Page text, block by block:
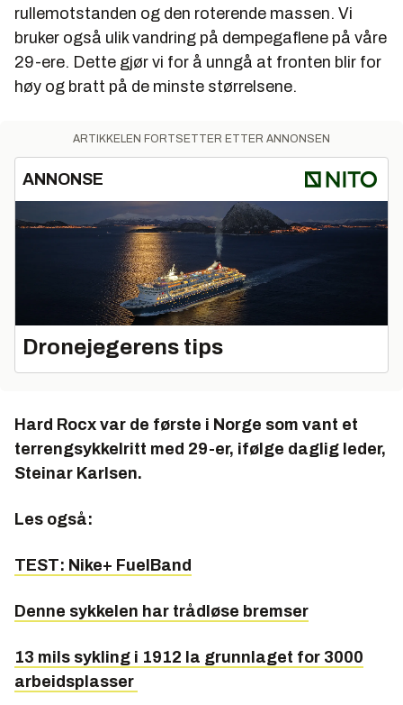
rullemotstanden og den roterende massen. Vi
bruker også ulik vandring på dempegaflene på våre
29-ere. Dette gjør vi for å unngå at fronten blir for
høy og bratt på de minste størrelsene.
ARTIKKELEN FORTSETTER ETTER ANNONSEN
ANNONSE
Dronejegerens tips
Hard Rocx var de første i Norge som vant et
terrengsykkelritt med 29-er, ifølge daglig leder,
Steinar Karlsen.
Les også:
TEST: Nike+ FuelBand
Denne sykkelen har trådløse bremser
13 mils sykling i 1912 la grunnlaget for 3000
arbeidsplasser